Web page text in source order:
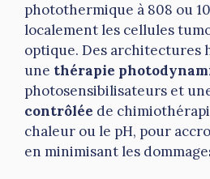
photothermique à 808 ou
localement les cellules
optique. Des architectures
une thérapie
photosensibilisateurs et
contrôlée de
chaleur ou le pH, pour
en minimisant les